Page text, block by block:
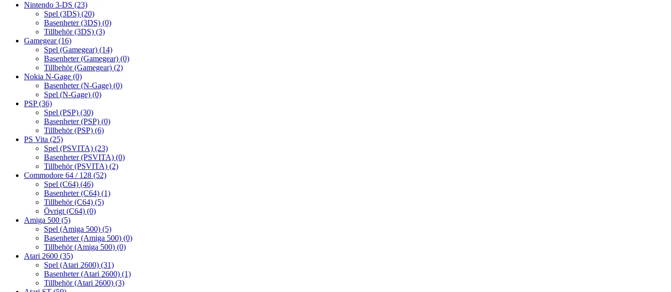
Nintendo 3-DS (23)
Spel (3DS) (20)
Basenheter (3DS) (0)
Tillbehör (3DS) (3)
Gamegear(16)
Spel (Gamegear) (14)
Basenheter (Gamegear) (0)
Tillbehör (Gamegear) (2)
Nokia N-Gage (0)
Basenheter (N-Gage) (0)
Spel (N-Gage) (0)
PSP(36)
Spel (PSP) (30)
Basenheter (PSP) (0)
Tillbehör (PSP) (6)
PS Vita (25)
Spel (PSVITA) (23)
Basenheter (PSVITA) (0)
Tillbehör (PSVITA) (2)
Commodore 64 / 128 (52)
Spel (C64) (46)
Basenheter (C64) (1)
Tillbehör (C64) (5)
Övrigt (C64) (0)
Amiga 500 (5)
Spel (Amiga 500) (5)
Basenheter (Amiga 500) (0)
Tillbehör (Amiga 500) (0)
Atari 2600 (35)
Spel (Atari 2600) (31)
Basenheter (Atari 2600) (1)
Tillbehör (Atari 2600) (3)